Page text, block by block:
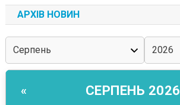
АРХІВ НОВИН
« СЕРПЕНЬ 2026